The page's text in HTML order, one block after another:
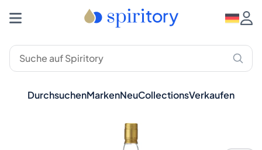
DurchsuchenMarkenNeuCollectionsVerkaufen